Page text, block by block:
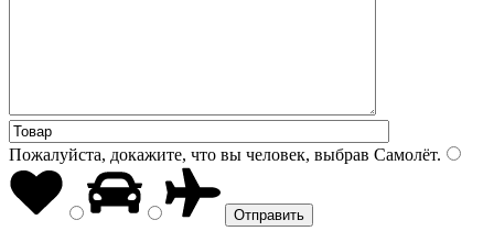
Пожалуйста, докажите, что вы человек, выбрав Самолёт.